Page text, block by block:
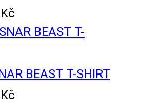
BEAST T-SHIRT